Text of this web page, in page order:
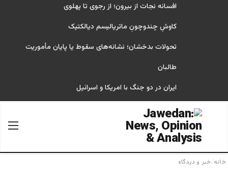
افسانه نجات از بیرون؛ از رجوی تا پهلوی
کاوشِ چندو‌چونِ ماتریالیسم دیالکتیک
تحولات بدخشان؛ نشانه‌های سقوط یا پایان مأموریت
طالبان
ایران در دو جنگ با امریکا و اسرائیل
جستجو برای
خانه/خبر و دیدگاه